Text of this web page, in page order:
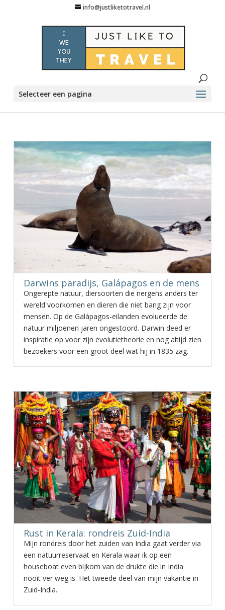
info@justliketotravel.nl
Selecteer een pagina
Darwins paradijs, Galápagos en de mens
Ongerepte natuur, diersoorten die nergens anders ter
wereld voorkomen en dieren die niet bang zijn voor
mensen. Op de Galápagos-eilanden evolueerde de
natuur miljoenen jaren ongestoord. Darwin deed er
inspiratie op voor zijn evolutietheorie en nog altijd zien
bezoekers voor een groot deel wat hij in 1835 zag.
Rust in Kerala: rondreis Zuid-India
Mijn rondreis door het zuiden van India gaat verder via
een natuurreservaat en Kerala waar ik op een
houseboat even bijkom van de drukte die in India
nooit ver weg is. Het tweede deel van mijn vakantie in
Zuid-India.